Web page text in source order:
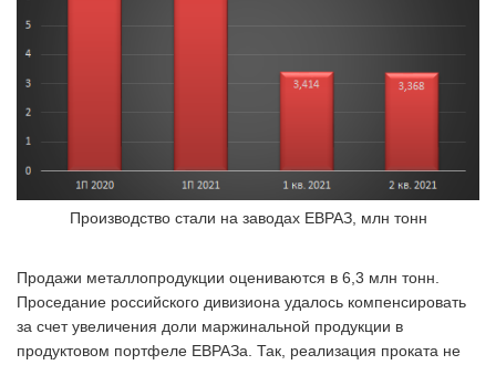
Производство стали на заводах ЕВРАЗ, млн тонн
Продажи металлопродукции оцениваются в 6,3 млн тонн.
Проседание российского дивизиона удалось компенсировать
за счет увеличения доли маржинальной продукции в
продуктовом портфеле ЕВРАЗа. Так, реализация проката не